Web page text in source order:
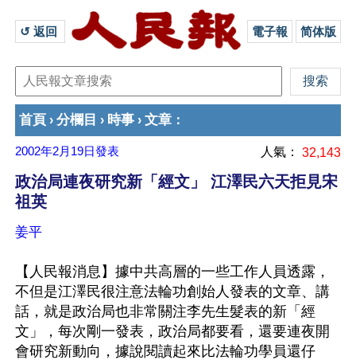
↺ 返回 電子報 简体版
首頁 › 分欄目 › 時事 › 文章 ：
2002年2月19日發表 人氣： 32,143
政治局連夜研究新「經文」 江澤民六天拒見宋
祖英
姜平
【人民報消息】據中共高層的一些工作人員透露，
不但是江澤民很注意法輪功創始人發表的文章、講
話，就是政治局也非常關注李先生髮表的新「經
文」，每次剛一發表，政治局都要看，還要連夜開
會研究新動向，據說閱讀起來比法輪功學員還仔